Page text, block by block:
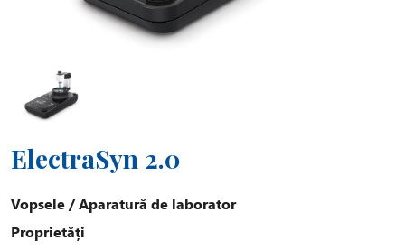
ElectraSyn 2.0
Vopsele /Aparatură de laborator
Proprietăți